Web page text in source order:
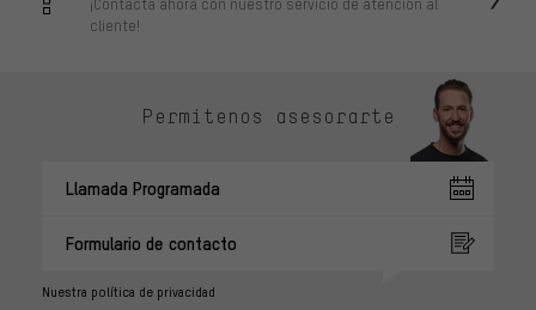
cliente!
Permítenos asesorarte
Llamada Programada
Formulario de contacto
Nuestra política de privacidad